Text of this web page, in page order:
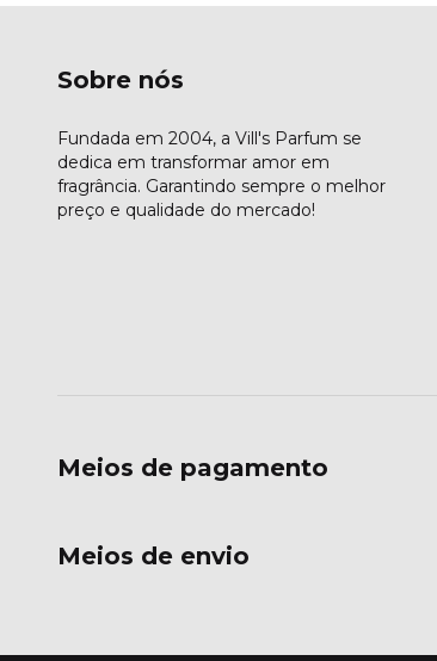
Sobre nós
Fundada em 2004, a Vill's Parfum se
dedica em transformar amor em
fragrância. Garantindo sempre o melhor
preço e qualidade do mercado!
Meios de pagamento
Meios de envio